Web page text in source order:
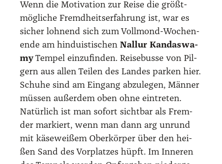
Wenn die Moti­va­ti­on zur Rei­se die größt­
mög­li­che Fremd­heits­er­fah­rung ist, war es
sicher loh­nend sich zum Voll­mond-Wochen­
en­de am hin­du­is­ti­schen Nal­lur Kan­das­wa­
myTem­pel ein­zu­fin­den. Rei­se­bus­se von Pil­
gern aus allen Tei­len des Lan­des par­ken hier.
Schu­he sind am Ein­gang abzu­le­gen, Män­ner
müs­sen außer­dem oben ohne ein­tre­ten.
Natür­lich ist man sofort sicht­bar als Frem­
der mar­kiert, wenn man dann arg unrund
mit käse­wei­ßem Ober­kör­per über den hei­
ßen Sand des Vor­plat­zes hüpft. Im Inne­ren